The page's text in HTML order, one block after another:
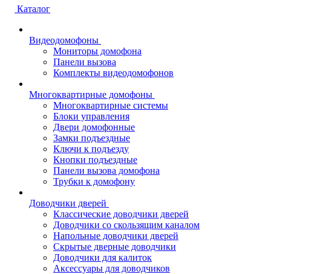
Каталог
Видеодомофоны
Мониторы домофона
Панели вызова
Комплекты видеодомофонов
Многоквартирные домофоны
Многоквартирные системы
Блоки управления
Двери домофонные
Замки подъездные
Ключи к подъезду
Кнопки подъездные
Панели вызова домофона
Трубки к домофону
Доводчики дверей
Классические доводчики дверей
Доводчики со скользящим каналом
Напольные доводчики дверей
Скрытые дверные доводчики
Доводчики для калиток
Аксессуары для доводчиков